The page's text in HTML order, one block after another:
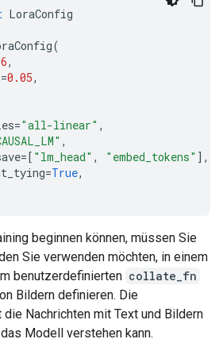
LoraConfig
(
,
=0.05,
="all-linear" ,
,
=[ "lm_head" , "embed_tokens" ],
=True,
beginnen können, müssen Sie
Sie verwenden möchten, in einem
benutzerdefinierten collate_fn
Bildern definieren. Die
die Nachrichten mit Text und Bildern
Modell verstehen kann.